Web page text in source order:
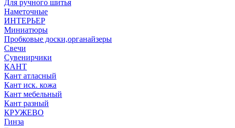
Для ручного шитья
Наметочные
ИНТЕРЬЕР
Миниатюры
Пробковые доски,органайзеры
Свечи
Сувенирчики
КАНТ
Кант атласный
Кант иск. кожа
Кант мебельный
Кант разный
КРУЖЕВО
Гинза